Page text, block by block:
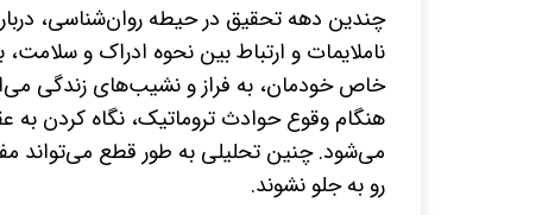
چندین دهه تحقیق در حیطه روان‌شناسی،
ناملایمات و ارتباط بین نحوه ادراک و
خاص خودمان، به فراز و نشیب‌های زندگی
هنگام وقوع حوادث تروماتیک، نگاه کردن
می‌شود. چنین تحلیلی به طور قطع می‌تواند
رو به جلو نشوند.